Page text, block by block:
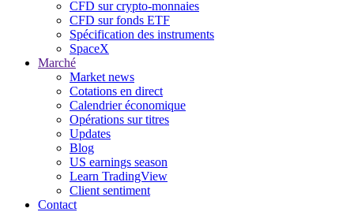
CFD sur crypto-monnaies
CFD sur fonds ETF
Spécification des instruments
SpaceX
Marché
Market news
Cotations en direct
Calendrier économique
Opérations sur titres
Updates
Blog
US earnings season
Learn TradingView
Client sentiment
Contact